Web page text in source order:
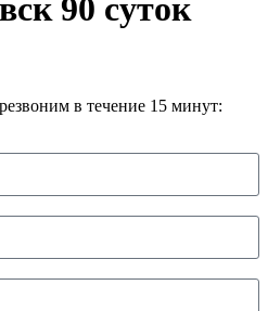
90 суток
в течение 15 минут: